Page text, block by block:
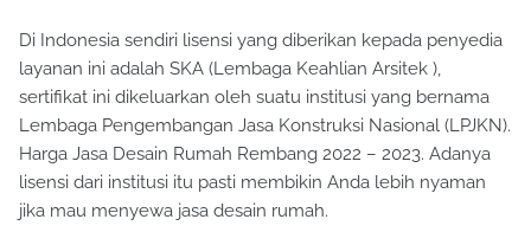
Di Indonesia sendiri lisensi yang diberikan kepada penyedia
layanan ini adalah SKA (Lembaga Keahlian Arsitek ),
sertifikat ini dikeluarkan oleh suatu institusi yang bernama
Lembaga Pengembangan Jasa Konstruksi Nasional (LPJKN).
Harga Jasa Desain Rumah Rembang 2022 – 2023. Adanya
lisensi dari institusi itu pasti membikin Anda lebih nyaman
jika mau menyewa jasa desain rumah.